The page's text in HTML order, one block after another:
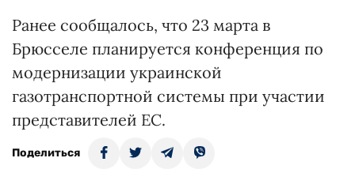
Ранее сообщалось, что 23 марта в
Брюсселе планируется конференция по
модернизации украинской
газотранспортной системы при участии
представителей ЕС.
Поделиться